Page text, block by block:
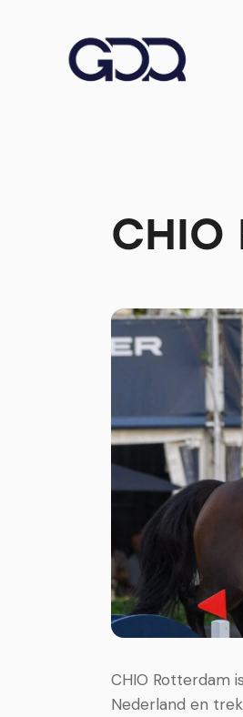
CHIO Rotterdam
Nederland en